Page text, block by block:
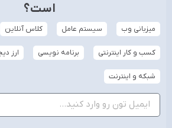
است؟
میزبانی وب سیستم عامل کلاس آنلاین
کسب و کار اینترنتی برنامه نویسی ارز
شبکه و اینترنت